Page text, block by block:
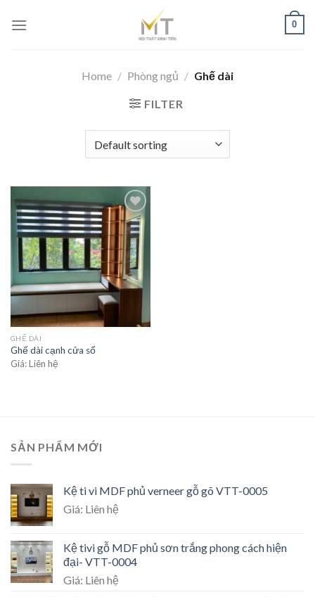
0
Home / Phòng ngủ / Ghế dài
FILTER
Add to
wishlist
GHẾ DÀI
Ghế dài cạnh cửa sổ
Giá: Liên hệ
SẢN PHẨM MỚI
Kệ ti vi MDF phủ verneer gỗ gõ VTT-0005
Giá: Liên hệ
Kệ tivi gỗ MDF phủ sơn trắng phong cách hiện
đại- VTT-0004
Giá: Liên hệ